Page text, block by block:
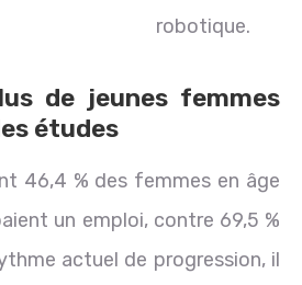
robotique.
de jeunes femmes
études
46,4 % des femmes en âge
un emploi, contre 69,5 %
actuel de progression, il